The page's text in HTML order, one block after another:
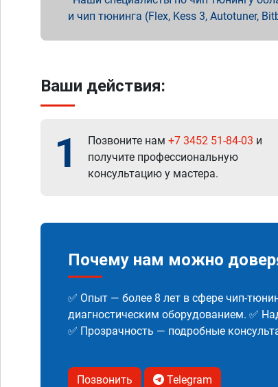
и чип тюнинга (Flex, Kess 3, Autotuner,
Ваши действия:
1 Позвоните нам +7 3452 51-84-03 и
получите профессиональную
консультацию у мастера.
Почему нам можно
✅ Опыт — более 8 лет в сфере чип-
диагностическим оборудованием. ✅
✅ Прозрачность — подробные
Позвонить Telegram